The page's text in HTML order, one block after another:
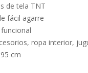
de tela TNT
fácil agarre
ropa interior,
cm